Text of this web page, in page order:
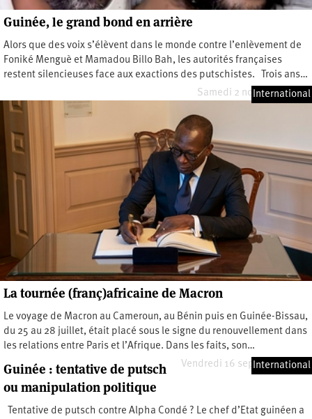
Guinée, le grand bond en arrière
Alors que des voix s’élèvent dans le monde contre l’enlèvement de
Foniké Menguè et Mamadou Billo Bah, les autorités françaises
restent silencieuses face aux exactions des putschistes. Trois ans…
Samedi 2 novembre 2024
International
La tournée (franç)africaine de Macron
Le voyage de Macron au Cameroun, au Bénin puis en Guinée-Bissau,
du 25 au 28 juillet, était placé sous le signe du renouvellement dans
les relations entre Paris et l’Afrique. Dans les faits, son…
Vendredi 16 septembre 2022
International
Guinée : tentative de putsch
ou manipulation politique
Tentative de putsch contre Alpha Condé ? Le chef d’Etat guinéen a